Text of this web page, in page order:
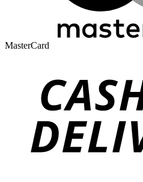
MasterCard